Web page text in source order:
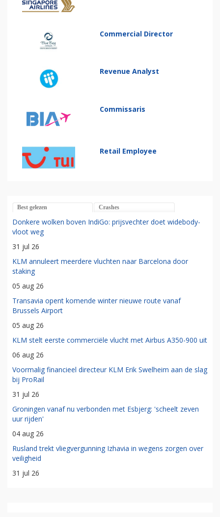
Commercial Director
Revenue Analyst
Commissaris
Retail Employee
Best gelezen Crashes
Donkere wolken boven IndiGo: prijsvechter doet widebody-
vloot weg
31 jul 26
KLM annuleert meerdere vluchten naar Barcelona door
staking
05 aug 26
Transavia opent komende winter nieuwe route vanaf
Brussels Airport
05 aug 26
KLM stelt eerste commerciële vlucht met Airbus A350-900 uit
06 aug 26
Voormalig financieel directeur KLM Erik Swelheim aan de slag
bij ProRail
31 jul 26
Groningen vanaf nu verbonden met Esbjerg: 'scheelt zeven
uur rijden'
04 aug 26
Rusland trekt vliegvergunning Izhavia in wegens zorgen over
veiligheid
31 jul 26